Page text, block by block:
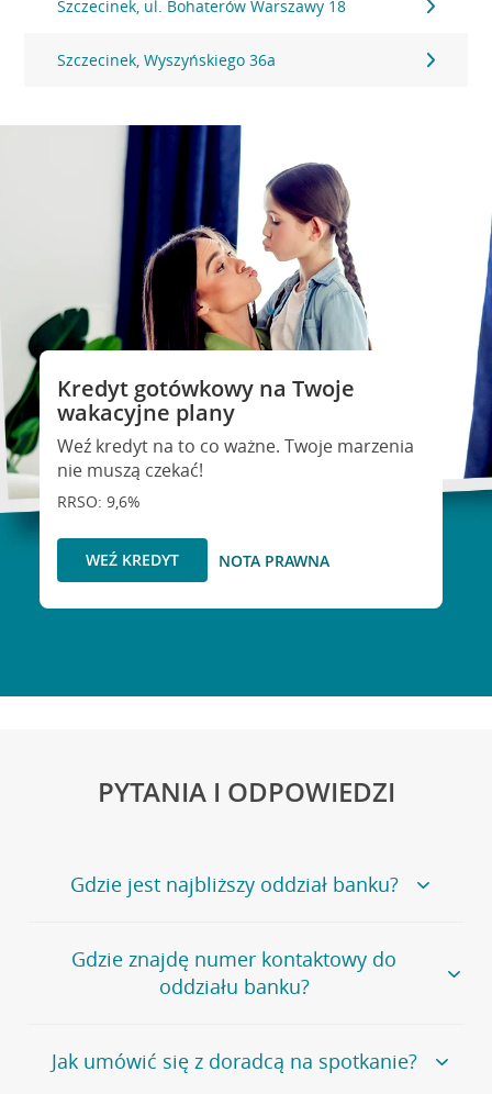
Szczecinek, ul. Bohaterów Warszawy 18
Szczecinek, Wyszyńskiego 36a
Kredyt gotówkowy na Twoje
wakacyjne plany
Weź kredyt na to co ważne. Twoje marzenia
nie muszą czekać!
RRSO: 9,6%
WEŹ KREDYT NOTA PRAWNA
PYTANIA I ODPOWIEDZI
Gdzie jest najbliższy oddział banku?
Jeśli szukasz oddziału naszego banku, zapraszamy na
stronęPlacówki i bankomaty, na której znajduje się
wygodna wyszukiwarka.
oddziałów
Gdzie znajdę numer kontaktowy do
oddziału banku?
Bank Credit Agricole nie udostępnia ogólnego numeru
telefonu do placówki bankowej.
Jak umówić się z doradcą na spotkanie?